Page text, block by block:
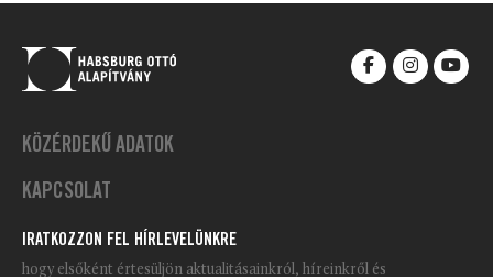
KÖZÉRDEKŰ ADATOK
KAPCSOLAT
IRATKOZZON FEL HÍRLEVELÜNKRE
hogy elsőként értesüljön aktualitásainkról, híreinkről és